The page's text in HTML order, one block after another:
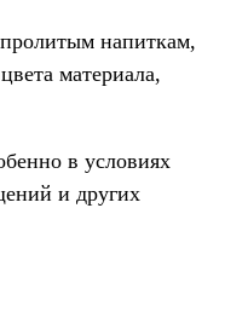
напиткам,
материала,
в условиях
и других